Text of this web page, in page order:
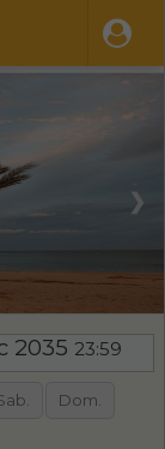
❯
2035 23:59
Dom.